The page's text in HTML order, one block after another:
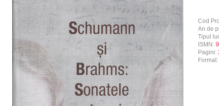
Cod
An de
Tipul
ISMN:
Pagini:
Format: